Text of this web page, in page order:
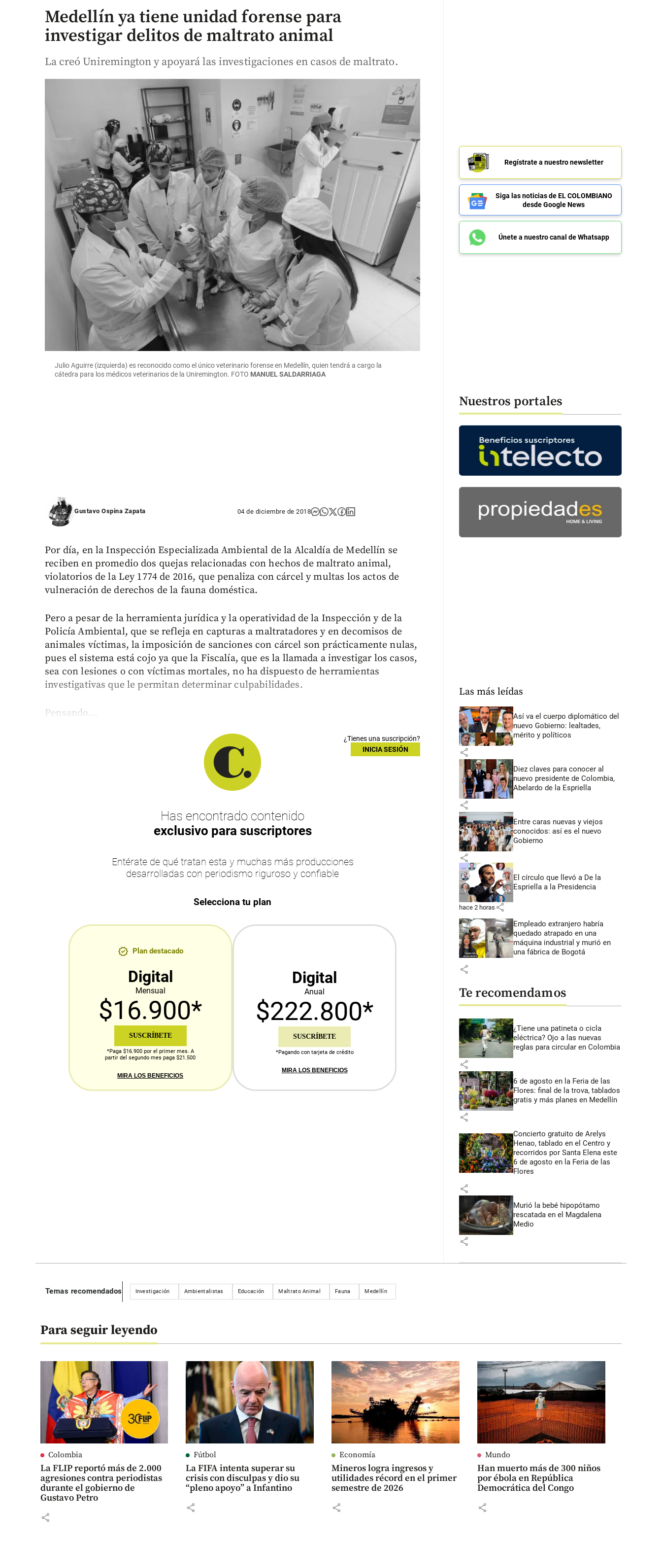
Medellín ya tiene unidad forense para
investigar delitos de maltrato animal
La creó Uniremington y apoyará las investigaciones en casos de maltrato.
Julio Aguirre (izquierda) es reconocido como el único veterinario forense en Medellín, quien tendrá a cargo la
cátedra para los médicos veterinarios de la Uniremington. FOTO MANUEL SALDARRIAGA
Gustavo Ospina Zapata 04 de diciembre de 2018
Por día, en la Inspección Especializada Ambiental de la Alcaldía de Medellín se
reciben en promedio dos quejas relacionadas con hechos de maltrato animal,
violatorios de la Ley 1774 de 2016, que penaliza con cárcel y multas los actos de
vulneración de derechos de la fauna doméstica.
Pero a pesar de la herramienta jurídica y la operatividad de la Inspección y de la
Policía Ambiental, que se refleja en capturas a maltratadores y en decomisos de
animales víctimas, la imposición de sanciones con cárcel son prácticamente nulas,
pues el sistema está cojo ya que la Fiscalía, que es la llamada a investigar los casos,
sea con lesiones o con víctimas mortales, no ha dispuesto de herramientas
investigativas que le permitan determinar culpabilidades.
Pensando...
¿Tienes una suscripción?
INICIA SESIÓN
Has encontrado contenido
exclusivo para suscriptores
Entérate de qué tratan esta y muchas más producciones
desarrolladas con periodismo riguroso y confiable
Selecciona tu plan
Plan destacado
Digital
Mensual
$16.900*
SUSCRÍBETE
*Paga $16.900 por el primer mes. A
partir del segundo mes paga $21.500
MIRA LOS BENEFICIOS
Digital
Anual
$222.800*
SUSCRÍBETE
*Pagando con tarjeta de crédito
MIRA LOS BENEFICIOS
Regístrate a nuestro newsletter
Siga las noticias de EL COLOMBIANO
desde Google News
Únete a nuestro canal de Whatsapp
Nuestros portales
Las más leídas
Así va el cuerpo diplomático del
nuevo Gobierno: lealtades,
mérito y políticos
share
Diez claves para conocer al
nuevo presidente de Colombia,
Abelardo de la Espriella
share
Entre caras nuevas y viejos
conocidos: así es el nuevo
Gobierno
share
El círculo que llevó a De la
Espriella a la Presidencia
hace 2 horas share
Empleado extranjero habría
quedado atrapado en una
máquina industrial y murió en
una fábrica de Bogotá
share
Te recomendamos
¿Tiene una patineta o cicla
eléctrica? Ojo a las nuevas
reglas para circular en Colombia
share
6 de agosto en la Feria de las
Flores: final de la trova, tablados
gratis y más planes en Medellín
share
Concierto gratuito de Arelys
Henao, tablado en el Centro y
recorridos por Santa Elena este
6 de agosto en la Feria de las
Flores
share
Murió la bebé hipopótamo
rescatada en el Magdalena
Medio
share
Temas recomendados Investigación Ambientalistas Educación Maltrato Animal Fauna Medellín
Para seguir leyendo
Colombia
La FLIP reportó más de 2.000
agresiones contra periodistas
durante el gobierno de
Gustavo Petro
share
Fútbol
La FIFA intenta superar su
crisis con disculpas y dio su
“pleno apoyo” a Infantino
share
Economía
Mineros logra ingresos y
utilidades récord en el primer
semestre de 2026
share
Mundo
Han muerto más de 300 niños
por ébola en República
Democrática del Congo
share